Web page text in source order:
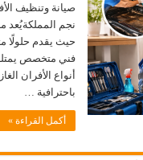
صيانة وتنظيف
نجم المملكةيُعد
حيث يقدم حلولًا
فني متخصص
أنواع الأفران
باحترافية …
أكمل القراءة »